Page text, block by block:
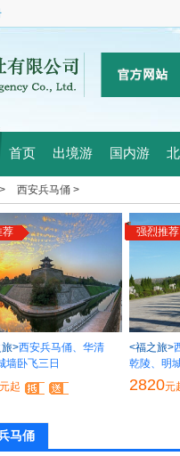
首页 出境游 国内游
西安兵马俑 >
荐
>西安兵马俑、华清
墙卧飞三日
元起
强烈推荐
<福之旅>
乾陵、明
2820元
马俑